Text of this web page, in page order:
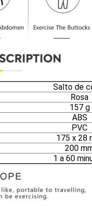
Salto de
Rosa
157 g
ABS
PVC
175 x 28
200
1 a 60